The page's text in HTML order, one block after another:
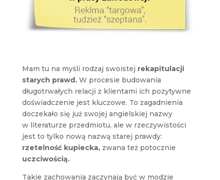
Mam tu na myśli rodzaj swoistej rekapitulacji
starych prawd.W procesie budowania
długotrwałych relacji z klientami ich pozytywne
doświadczenie jest kluczowe. To zagadnienia
doczekało się już swojej angielskiej nazwy
w literaturze przedmiotu, ale w rzeczywistości
jest to tylko nową nazwą starej prawdy:
rzetelność kupiecka,zwana też potocznie
uczciwością.
Takie zachowania zaczynają być w modzie